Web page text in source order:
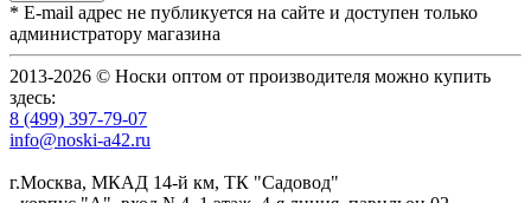
* E-mail адрес не публикуется на сайте и доступен только
администратору магазина
2013-2026 © Носки оптом от производителя можно купить
здесь:
8 (499) 397-79-07
info@noski-a42.ru
г.Москва, МКАД 14-й км, ТК "Садовод"